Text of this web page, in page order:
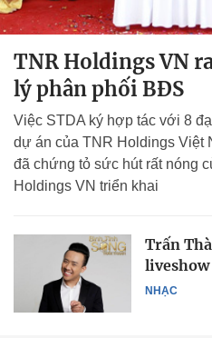
TNR Holdings VN
lý phân phối BĐS
Việc STDA ký hợp tác với 8
dự án của TNR Holdings Việt
đã chứng tỏ sức hút rất nóng
Holdings VN triển khai
NHẠC
Trấn